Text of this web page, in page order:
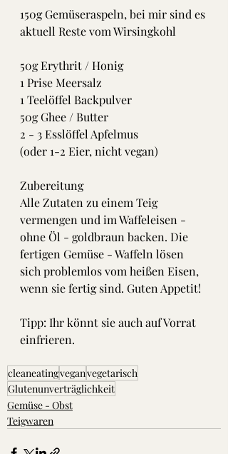
150g Gemüseraspeln, bei mir sind es
aktuell Reste vom Wirsingkohl
50g Erythrit / Honig
1 Prise Meersalz
1 Teelöffel Backpulver
50g Ghee / Butter
2 - 3 Esslöffel Apfelmus
(oder 1-2 Eier, nicht vegan)
Zubereitung
Alle Zutaten zu einem Teig
vermengen und im Waffeleisen -
ohne Öl - goldbraun backen. Die
fertigen Gemüse - Waffeln lösen
sich problemlos vom heißen Eisen,
wenn sie fertig sind. Guten Appetit!
Tipp: Ihr könnt sie auch auf Vorrat
einfrieren.
cleaneatingveganvegetarisch
Glutenunverträglichkeit
Gemüse - Obst
Teigwaren